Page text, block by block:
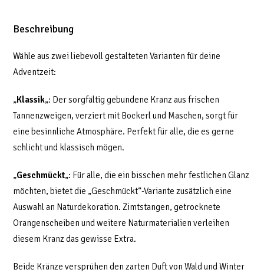
Beschreibung
Wähle aus zwei liebevoll gestalteten Varianten für deine
Adventzeit:
„Klassik„: Der sorgfältig gebundene Kranz aus frischen
Tannenzweigen, verziert mit Bockerl und Maschen, sorgt für
eine besinnliche Atmosphäre. Perfekt für alle, die es gerne
schlicht und klassisch mögen.
„Geschmückt„: Für alle, die ein bisschen mehr festlichen Glanz
möchten, bietet die „Geschmückt“-Variante zusätzlich eine
Auswahl an Naturdekoration. Zimtstangen, getrocknete
Orangenscheiben und weitere Naturmaterialien verleihen
diesem Kranz das gewisse Extra.
Beide Kränze versprühen den zarten Duft von Wald und Winter